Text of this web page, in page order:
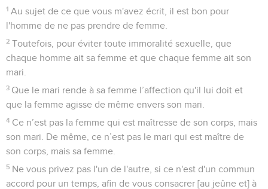
1 Au sujet de ce que vous m'avez écrit, il est bon pour
l'homme de ne pas prendre de femme.
2 Toutefois, pour éviter toute immoralité sexuelle, que
chaque homme ait sa femme et que chaque femme ait son
mari.
3 Que le mari rende à sa femme l’affection qu'il lui doit et
que la femme agisse de même envers son mari.
4 Ce n’est pas la femme qui est maîtresse de son corps, mais
son mari. De même, ce n’est pas le mari qui est maître de
son corps, mais sa femme.
5 Ne vous privez pas l'un de l'autre, si ce n'est d'un commun
accord pour un temps, afin de vous consacrer [au jeûne et] à